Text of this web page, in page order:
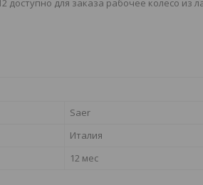
доступно для заказа рабочее колесо из
Saer
Италия
12 мес